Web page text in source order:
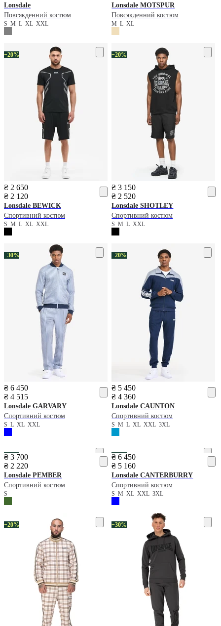
Lonsdale
Повсякденний костюм
S M L XL XXL
Lonsdale MOTSPUR
Повсякденний костюм
MLXL
−20%
₴ 2 650
₴ 2 120
Lonsdale BEWICK
Спортивний костюм
S M L XL XXL
−20%
₴ 3 150
₴ 2 520
Lonsdale SHOTLEY
Спортивний костюм
SMLXXL
−30%
₴ 6 450
₴ 4 515
Lonsdale GARVARY
Спортивний костюм
S L XL XXL
−20%
₴ 5 450
₴ 4 360
Lonsdale CAUNTON
Спортивний костюм
SMLXLXXL3XL
−40%
₴ 3 700
₴ 2 220
Lonsdale PEMBER
Спортивний костюм
S
−20%
₴ 6 450
₴ 5 160
Lonsdale CANTERBURRY
Спортивний костюм
SMXLXXL3XL
−20% −30%